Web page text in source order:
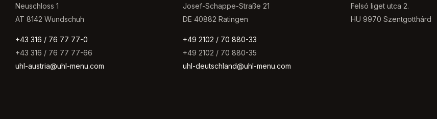
Neuschloss 1
AT 8142 Wundschuh
+43 316 / 76 77 77-0
+43 316 / 76 77 77-66
uhl-austria@uhl-menu.com
Josef-Schappe-Straße 21
DE 40882 Ratingen
+49 2102 / 70 880-33
+49 2102 / 70 880-35
uhl-deutschland@uhl-menu.com
Felsó liget utca 2.
HU 9970 Szentgotthárd